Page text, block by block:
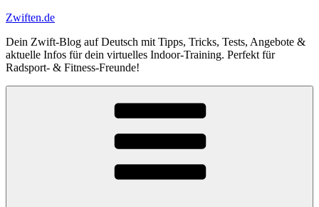
Zum
springen
Zwiften.de
Dein Zwift-Blog auf Deutsch mit Tipps, Tricks, Tests, Angebote &
aktuelle Infos für dein virtuelles Indoor-Training. Perfekt für
Radsport- & Fitness-Freunde!